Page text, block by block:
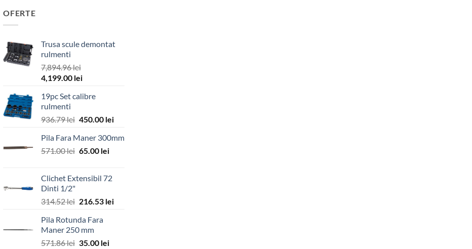
OFERTE
Trusa scule demontat
rulmenti
7,894.96lei
Prețul
a
fost:
7,894.96 lei.
4,199.00 leiPrețul
este:
19pc Set calibre
rulmenti
936.79lei Prețul
a
fost:
450.00 leiPrețul
este:
Pila Fara Maner 300mm
571.00lei Prețul
fost:
65.00 leiPrețul
65.00 lei.
Clichet Extensibil 72
Dinti 1/2"
314.52lei Prețul
a
fost:
314.52 lei.
216.53 leiPrețul
Pila Rotunda Fara
Maner 250 mm
571.86lei Prețul
35.00 leiPrețul